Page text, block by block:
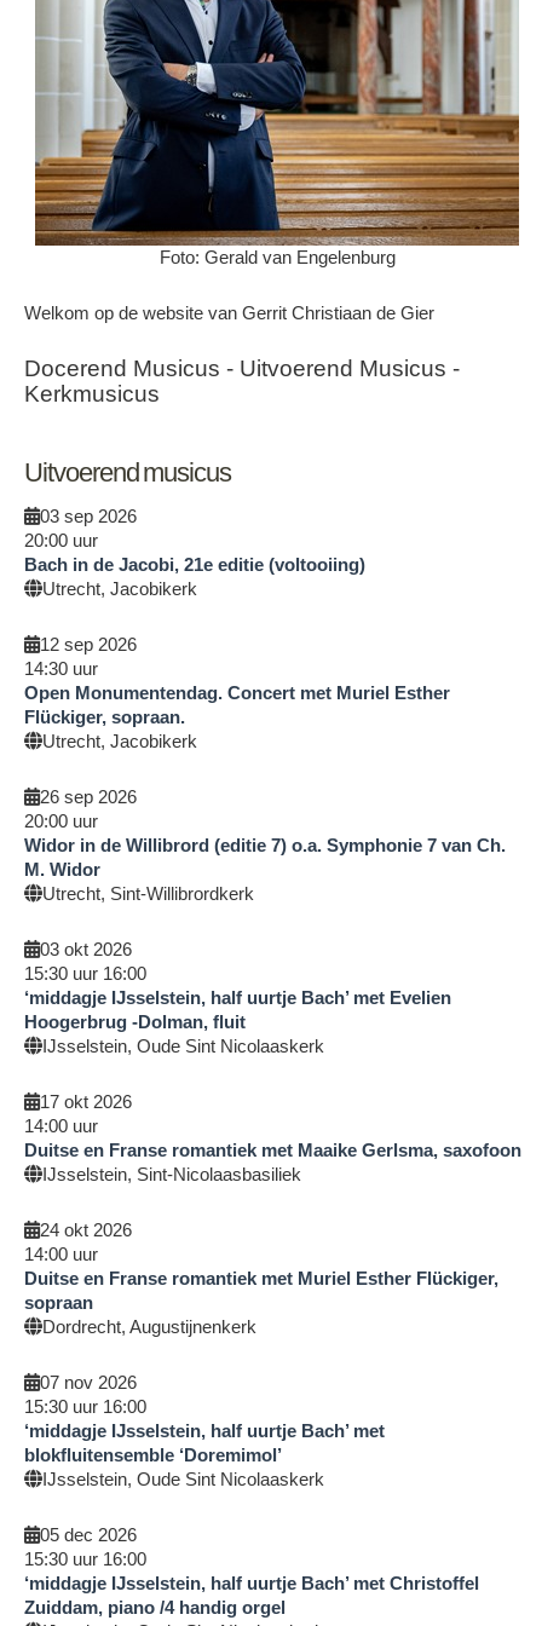
Foto: Gerald van Engelenburg
Welkom op de website van Gerrit Christiaan de Gier
Docerend Musicus - Uitvoerend Musicus -
Kerkmusicus
Uitvoerend musicus
03 sep 2026
20:00 uur
Bach in de Jacobi, 21e editie (voltooiing)
Utrecht, Jacobikerk
12 sep 2026
14:30 uur
Open Monumentendag. Concert met Muriel Esther
Flückiger, sopraan.
Utrecht, Jacobikerk
26 sep 2026
20:00 uur
Widor in de Willibrord (editie 7) o.a. Symphonie 7 van Ch.
M. Widor
Utrecht, Sint-Willibrordkerk
03 okt 2026
15:30 uur 16:00
‘middagje IJsselstein, half uurtje Bach’ met Evelien
Hoogerbrug -Dolman, fluit
IJsselstein, Oude Sint Nicolaaskerk
17 okt 2026
14:00 uur
Duitse en Franse romantiek met Maaike Gerlsma, saxofoon
IJsselstein, Sint-Nicolaasbasiliek
24 okt 2026
14:00 uur
Duitse en Franse romantiek met Muriel Esther Flückiger,
sopraan
Dordrecht, Augustijnenkerk
07 nov 2026
15:30 uur 16:00
‘middagje IJsselstein, half uurtje Bach’ met
blokfluitensemble ‘Doremimol’
IJsselstein, Oude Sint Nicolaaskerk
05 dec 2026
15:30 uur 16:00
‘middagje IJsselstein, half uurtje Bach’ met Christoffel
Zuiddam, piano /4 handig orgel